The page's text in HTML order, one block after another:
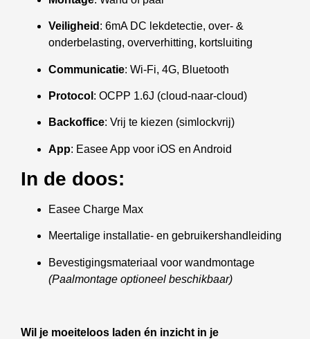
Veiligheid : 6mA DC lekdetectie, over- &
onderbelasting, oververhitting, kortsluiting
Communicatie: Wi-Fi, 4G, Bluetooth
Protocol : OCPP 1.6J (cloud-naar-cloud)
Backoffice: Vrij te kiezen (simlockvrij)
App: Easee App voor iOS en Android
In de doos:
Easee Charge Max
Meertalige installatie- en gebruikershandleiding
Bevestigingsmateriaal voor wandmontage
(Paalmontage optioneel beschikbaar)
Wil je moeiteloos laden én inzicht in je